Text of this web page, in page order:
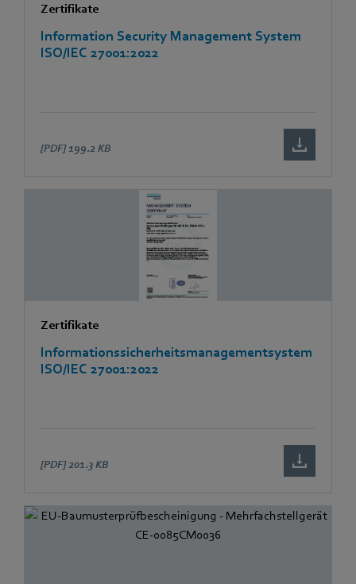
Zertifikate
Information Security Management System
ISO/IEC 27001:2022
[PDF] 199.2 KB
Zertifikate
Informationssicherheitsmanagementsystem
ISO/IEC 27001:2022
[PDF] 201.3 KB